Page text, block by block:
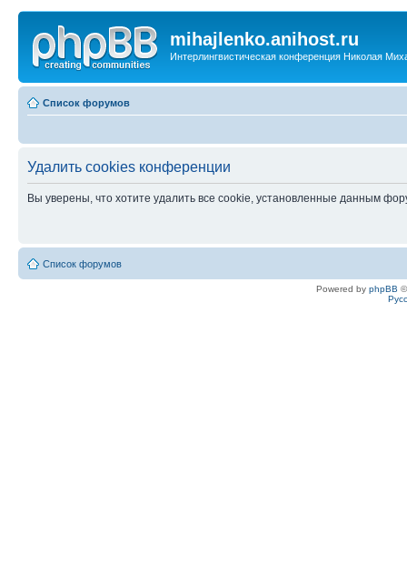
mihajlenko.anihost.ru
Интерлингвистическая конференция Николая
Список форумов
Удалить cookies конференции
Вы уверены, что хотите удалить все cookie, установленные данным
Список форумов
Powered by phpBB